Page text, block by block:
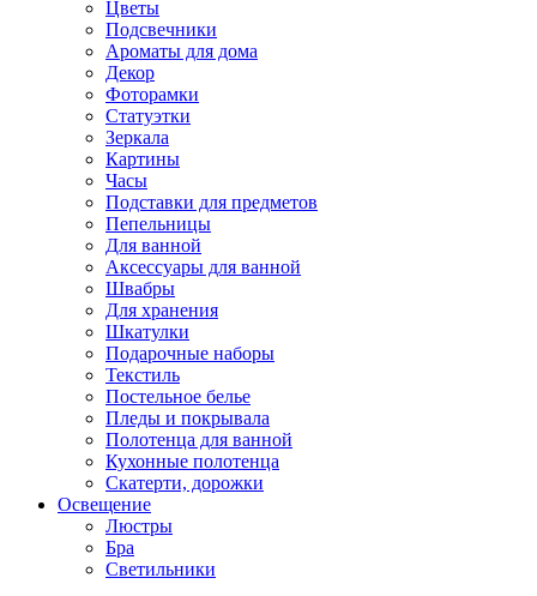
Цветы
Подсвечники
Ароматы для дома
Декор
Фоторамки
Статуэтки
Зеркала
Картины
Часы
Подставки для предметов
Пепельницы
Для ванной
Аксессуары для ванной
Швабры
Для хранения
Шкатулки
Подарочные наборы
Текстиль
Постельное белье
Пледы и покрывала
Полотенца для ванной
Кухонные полотенца
Скатерти, дорожки
Освещение
Люстры
Бра
Светильники